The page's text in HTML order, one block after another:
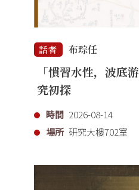
話者 布琮任
「慣習水性，波底
究初探
時間 2026-08-14
場所 研究大樓702室